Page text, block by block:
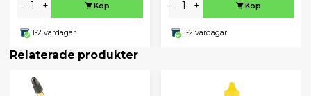
- + Köp
1-2 vardagar
- + Köp
1-2 vardagar
Relaterade produkter